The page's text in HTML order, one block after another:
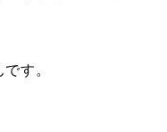
す。